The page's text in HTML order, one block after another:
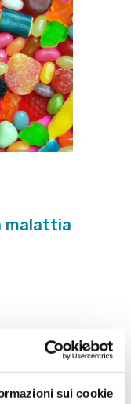
sui cookie
malattia